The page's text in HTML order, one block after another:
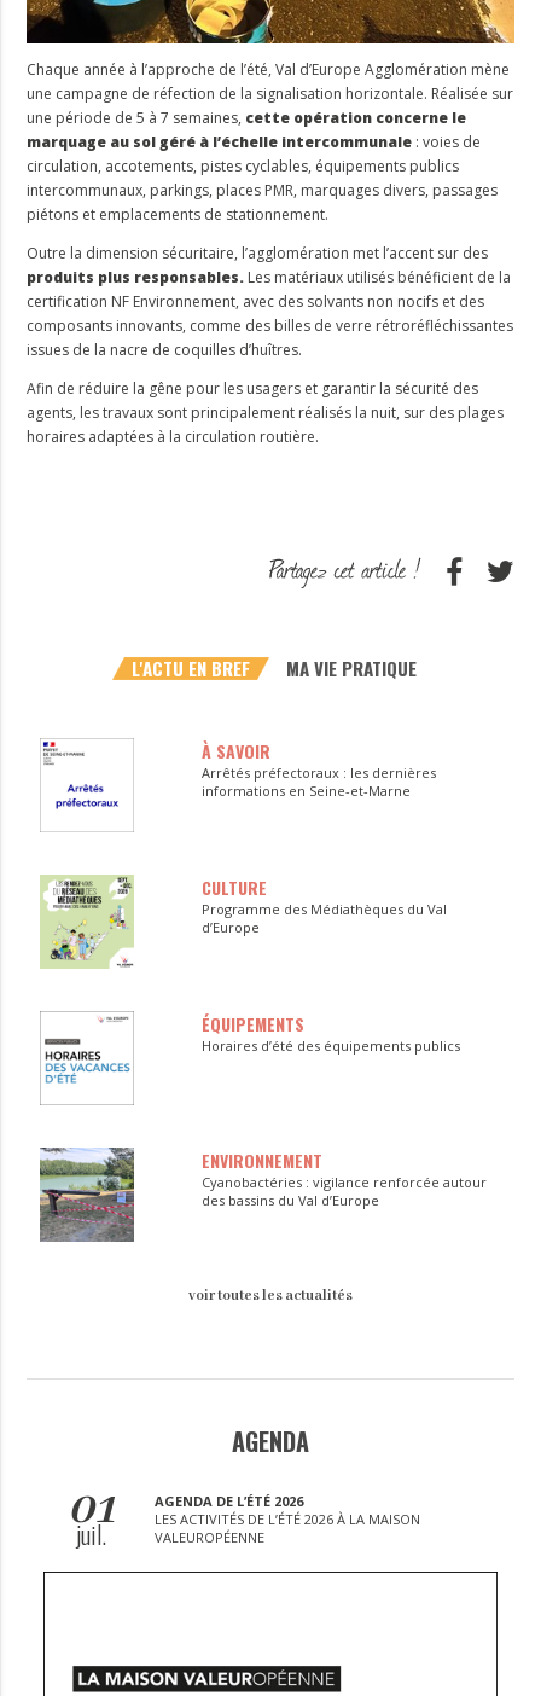
Chaque année à l’approche de l’été, Val d’Europe Agglomération mène
une campagne de réfection de la signalisation horizontale. Réalisée sur
une période de 5 à 7 semaines, cette opération concerne le
marquage au sol géré à l’échelle intercommunale : voies de
circulation, accotements, pistes cyclables, équipements publics
intercommunaux, parkings, places PMR, marquages divers, passages
piétons et emplacements de stationnement.
Outre la dimension sécuritaire, l’agglomération met l’accent sur des
produits plus responsables. Les matériaux utilisés bénéficient de la
certification NF Environnement, avec des solvants non nocifs et des
composants innovants, comme des billes de verre rétroréfléchissantes
issues de la nacre de coquilles d’huîtres.
Afin de réduire la gêne pour les usagers et garantir la sécurité des
agents, les travaux sont principalement réalisés la nuit, sur des plages
horaires adaptées à la circulation routière.
L'ACTU EN BREF MA VIE PRATIQUE
À SAVOIR
Arrêtés préfectoraux : les dernières
informations en Seine-et-Marne
CULTURE
Programme des Médiathèques du Val
d’Europe
ÉQUIPEMENTS
Horaires d’été des équipements publics
ENVIRONNEMENT
Cyanobactéries : vigilance renforcée autour
des bassins du Val d’Europe
voir toutes les actualités
AGENDA
01
juil.
AGENDA DE L’ÉTÉ 2026
LES ACTIVITÉS DE L’ÉTÉ 2026 À LA MAISON
VALEUROPÉENNE